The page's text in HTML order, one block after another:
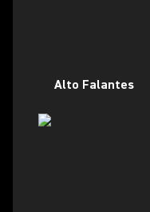
Alto Falantes